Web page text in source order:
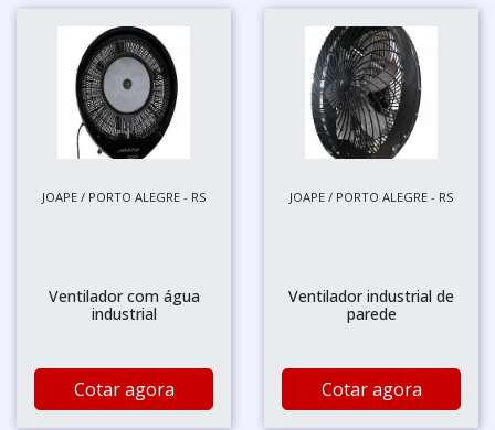
JOAPE / PORTO ALEGRE - RS
Ventilador com água
industrial
Cotar agora
JOAPE / PORTO ALEGRE - RS
Ventilador industrial de
parede
Cotar agora